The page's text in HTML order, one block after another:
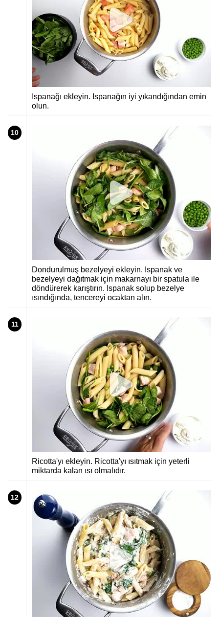
Ispanağı ekleyin. Ispanağın iyi yıkandığından emin
olun.
10
Dondurulmuş bezelyeyi ekleyin. Ispanak ve
bezelyeyi dağıtmak için makarnayı bir spatula ile
döndürerek karıştırın. Ispanak solup bezelye
ısındığında, tencereyi ocaktan alın.
11
Ricotta'yı ekleyin. Ricotta'yı ısıtmak için yeterli
miktarda kalan ısı olmalıdır.
12